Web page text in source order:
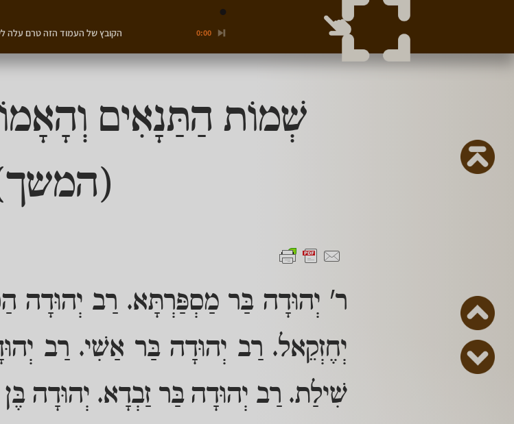
שְׁמוֹת הַתַּנָאִים
ר' יְהוּדָה בַּר מַסְפַּרְתָּא. רַב יְהוּדָה
יְחֶזְקֵאל. רַב יְהוּדָה בַּר אַשִׁי. רַב
שִׁילַת. רַב יְהוּדָה בַּר זַבְדָא. יְהוּדָה
0:00 הקובץ של העמוד הזה טרם עלה